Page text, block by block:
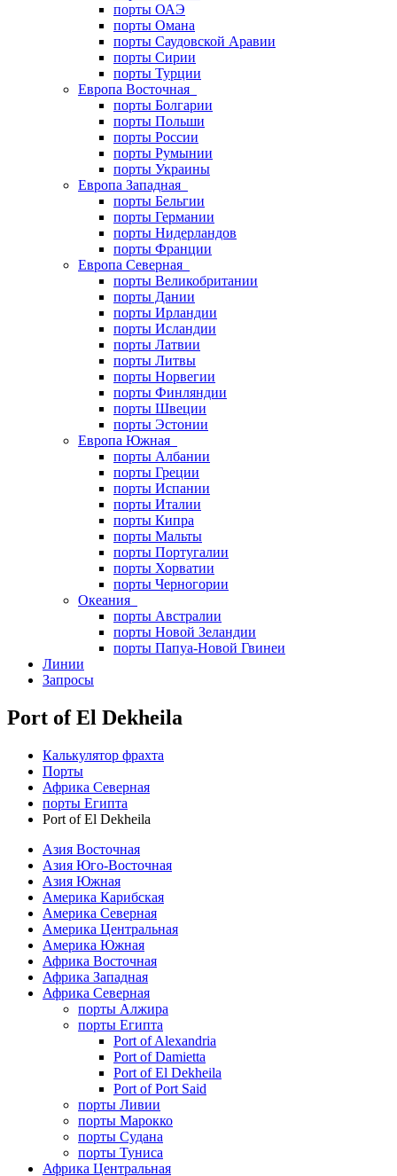
порты ОАЭ
порты Омана
порты Саудовской Аравии
порты Сирии
порты Турции
Европа Восточная
порты Болгарии
порты Польши
порты России
порты Румынии
порты Украины
Европа Западная
порты Бельгии
порты Германии
порты Нидерландов
порты Франции
Европа Северная
порты Великобритании
порты Дании
порты Ирландии
порты Исландии
порты Латвии
порты Литвы
порты Норвегии
порты Финляндии
порты Швеции
порты Эстонии
Европа Южная
порты Албании
порты Греции
порты Испании
порты Италии
порты Кипра
порты Мальты
порты Португалии
порты Хорватии
порты Черногории
Океания
порты Австралии
порты Новой Зеландии
порты Папуа-Новой Гвинеи
Линии
Запросы
Port of El Dekheila
Калькулятор фрахта
Порты
Африка Северная
порты Египта
Port of El Dekheila
Азия Восточная
Азия Юго-Восточная
Азия Южная
Америка Карибская
Америка Северная
Америка Центральная
Америка Южная
Африка Восточная
Африка Западная
Африка Северная
порты Алжира
порты Египта
Port of Alexandria
Port of Damietta
Port of El Dekheila
Port of Port Said
порты Ливии
порты Марокко
порты Судана
порты Туниса
Африка Центральная